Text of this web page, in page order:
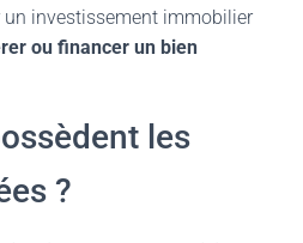
un investissement immobilier
ou financer un bien
les
?